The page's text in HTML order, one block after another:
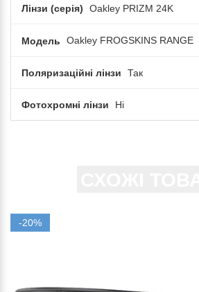
Лінзи (серія) Oakley PRIZM 24K
Модель Oakley FROGSKINS RANGE
Поляризаційні лінзи Так
Фотохромні лінзи Ні
-20%